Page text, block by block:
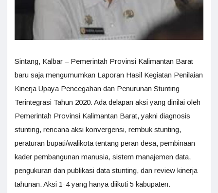
Sintang, Kalbar – Pemerintah Provinsi Kalimantan Barat
baru saja mengumumkan Laporan Hasil Kegiatan Penilaian
Kinerja Upaya Pencegahan dan Penurunan Stunting
Terintegrasi Tahun 2020. Ada delapan aksi yang dinilai oleh
Pemerintah Provinsi Kalimantan Barat, yakni diagnosis
stunting, rencana aksi konvergensi, rembuk stunting,
peraturan bupati/walikota tentang peran desa, pembinaan
kader pembangunan manusia, sistem manajemen data,
pengukuran dan publikasi data stunting, dan review kinerja
tahunan. Aksi 1-4 yang hanya diikuti 5 kabupaten.